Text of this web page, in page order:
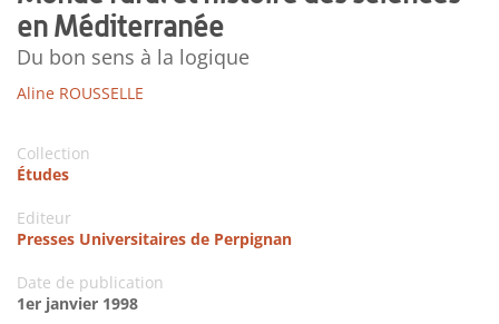
en Méditerranée
Du bon sens à la logique
Aline ROUSSELLE
Collection
Études
Editeur
Presses Universitaires de Perpignan
Date de publication
1er janvier 1998